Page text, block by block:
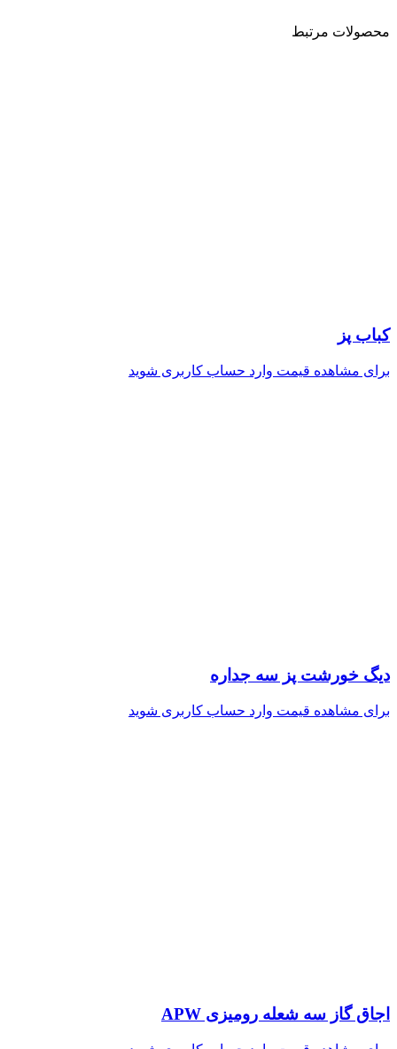
محصولات مرتبط
کباب پز
برای مشاهده قیمت وارد حساب کاربری شوید
دیگ خورشت پز سه جداره
برای مشاهده قیمت وارد حساب کاربری شوید
اجاق گاز سه شعله رومیزی APW